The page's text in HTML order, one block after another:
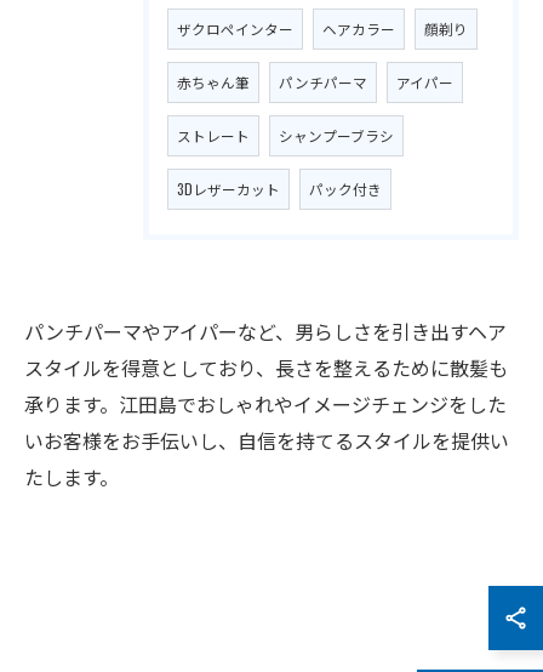
ザクロペインター ヘアカラー 顔剃り
赤ちゃん筆 パンチパーマ アイパー
ストレート シャンプーブラシ
3Dレザーカット パック付き
パンチパーマやアイパーなど、男らしさを引き出すヘア
スタイルを得意としており、長さを整えるために散髪も
承ります。江田島でおしゃれやイメージチェンジをした
いお客様をお手伝いし、自信を持てるスタイルを提供い
たします。